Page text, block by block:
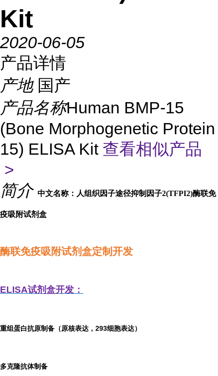
Kit
2020-06-05
产品详情
产地 国产
产品名称Human BMP-15
(Bone Morphogenetic Protein
15) ELISA Kit 查看相似产品
>
简介 中文名称：人组织因子途径抑制因子2(TFPI2)酶联免
疫吸附试剂盒
酶联免疫吸附试剂盒定制开发
ELISA试剂盒开发：
重组蛋白抗原制备（原核表达，293细胞表达）
多克隆抗体制备